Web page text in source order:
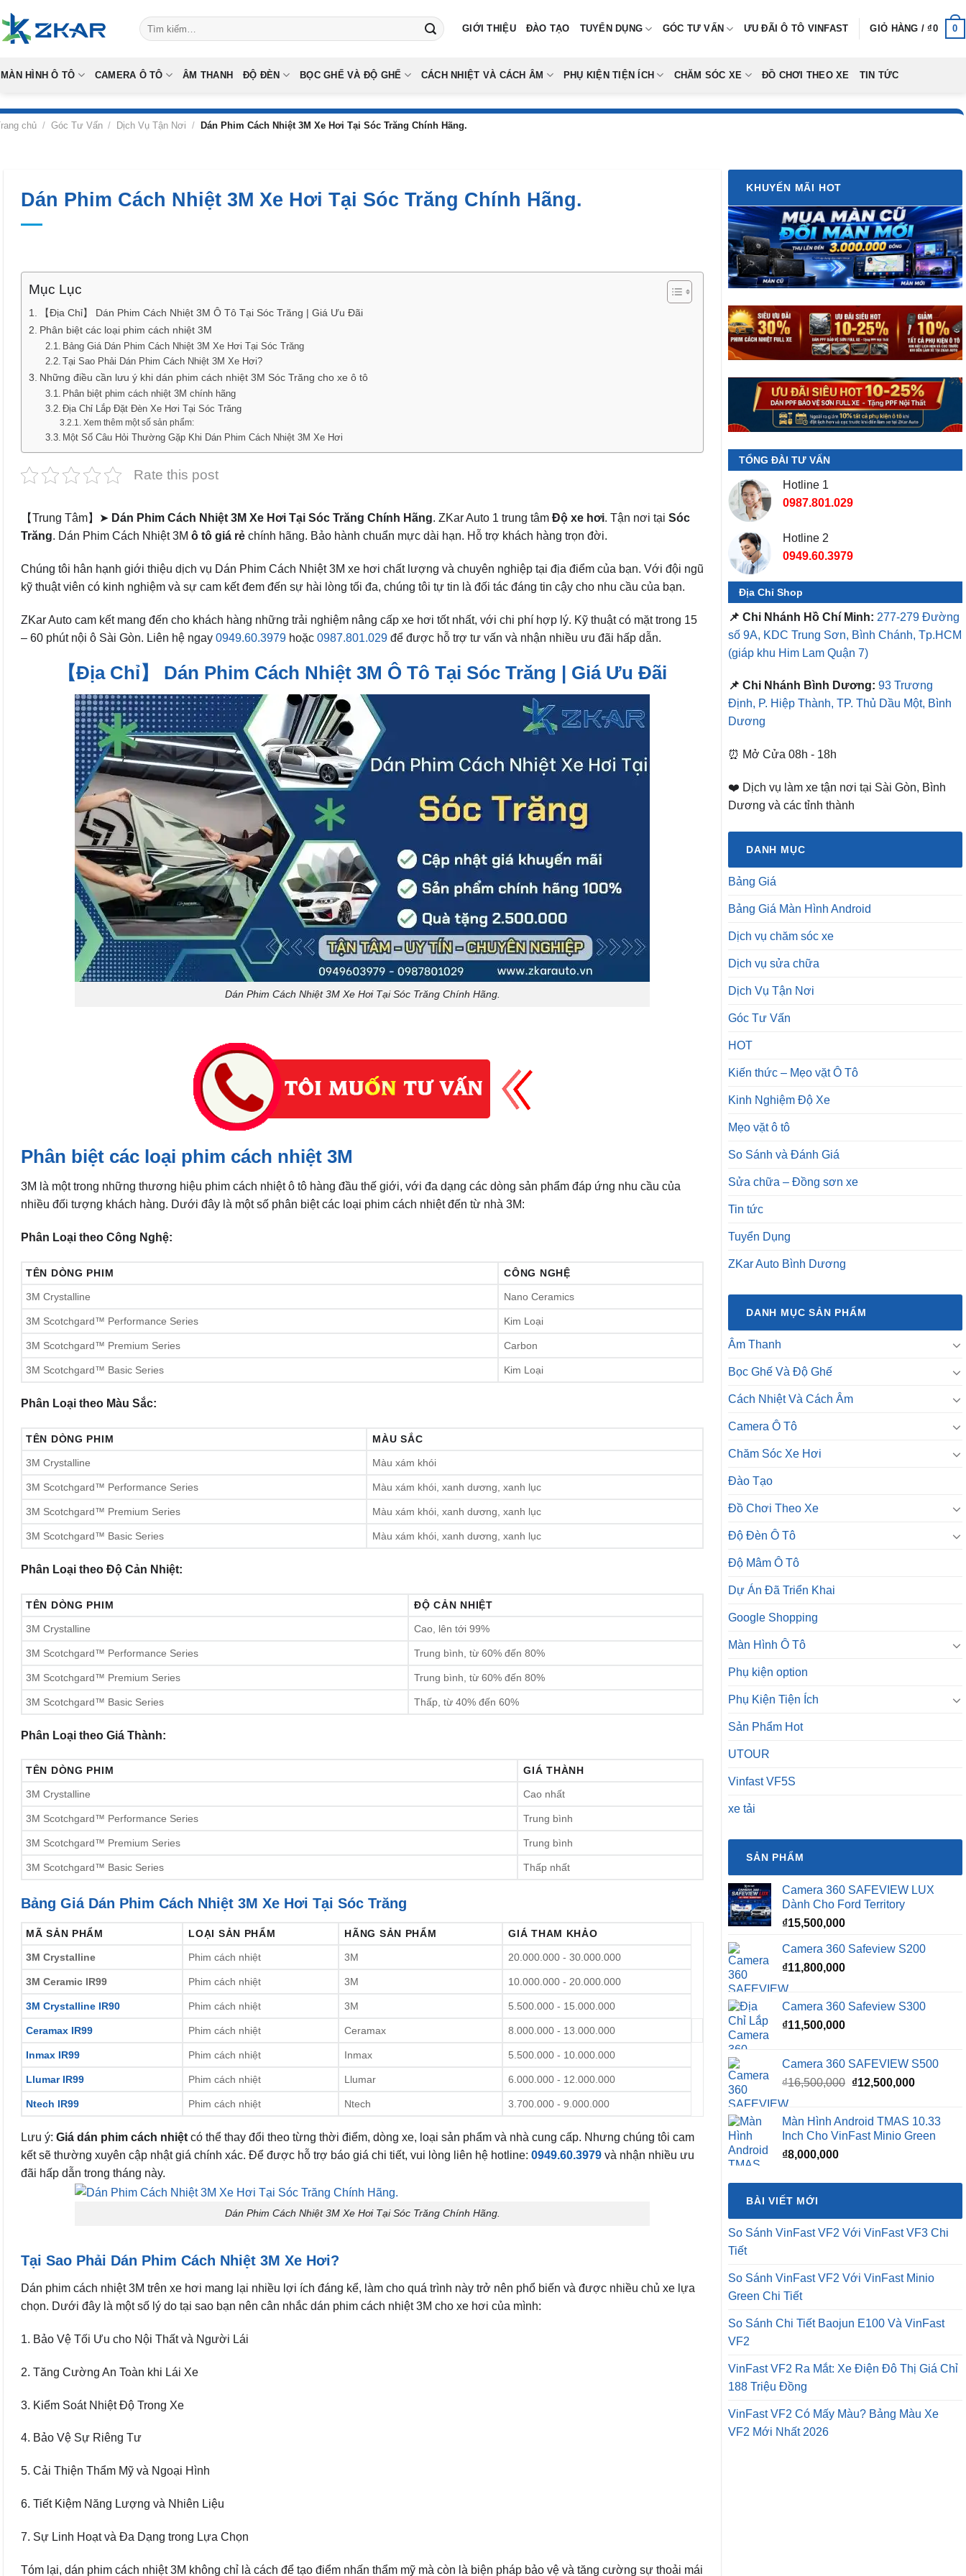
to
content
Tìm
kiếm:
GIỚI THIỆU ĐÀO TẠO TUYỂN DỤNG GÓC TƯ VẤN ƯU ĐÃI Ô TÔ VINFAST GIỎ HÀNG /₫0 0
MÀN HÌNH Ô TÔ CAMERA Ô TÔ ÂM THANH ĐỘ ĐÈN BỌC GHẾ VÀ ĐỘ GHẾ CÁCH NHIỆT VÀ CÁCH ÂM PHỤ KIỆN TIỆN ÍCH CHĂM SÓC XE ĐỒ CHƠI THEO XE TIN TỨC
chủ / Góc Tư Vấn / Dịch Vụ Tận Nơi / Dán Phim Cách Nhiệt 3M Xe Hơi Tại Sóc Trăng Chính Hãng.
Dán Phim Cách Nhiệt 3M Xe Hơi Tại Sóc Trăng Chính Hãng.
Mục Lục
【Địa Chỉ】 Dán Phim Cách Nhiệt 3M Ô Tô Tại Sóc Trăng | Giá Ưu Đãi
Phân biệt các loại phim cách nhiệt 3M
Bảng Giá Dán Phim Cách Nhiệt 3M Xe Hơi Tại Sóc Trăng
Tại Sao Phải Dán Phim Cách Nhiệt 3M Xe Hơi?
Những điều cần lưu ý khi dán phim cách nhiệt 3M Sóc Trăng cho xe ô tô
Phân biệt phim cách nhiệt 3M chính hãng
Địa Chỉ Lắp Đặt Đèn Xe Hơi Tại Sóc Trăng
Xem thêm một số sản phẩm:
Một Số Câu Hỏi Thường Gặp Khi Dán Phim Cách Nhiệt 3M Xe Hơi
Rate this post
【Trung Tâm】➤ Dán Phim Cách Nhiệt 3M Xe Hơi Tại Sóc Trăng Chính Hãng. ZKar Auto 1 trung tâm Độ xe hơi. Tận nơi tại Sóc
Trăng. Dán Phim Cách Nhiệt 3M ô tô giá rẻ chính hãng. Bảo hành chuẩn mực dài hạn. Hỗ trợ khách hàng trọn đời.
Chúng tôi hân hạnh giới thiệu dịch vụ Dán Phim Cách Nhiệt 3M xe hơi chất lượng và chuyên nghiệp tại địa điểm của bạn. Với đội ngũ
kỹ thuật viên có kinh nghiệm và sự cam kết đem đến sự hài lòng tối đa, chúng tôi tự tin là đối tác đáng tin cậy cho nhu cầu của bạn.
ZKar Auto cam kết mang đến cho khách hàng những trải nghiệm nâng cấp xe hơi tốt nhất, với chi phí hợp lý. Kỹ thuật có mặt trong 15
– 60 phút nội ô Sài Gòn. Liên hệ ngay 0949.60.3979 hoặc 0987.801.029 để được hỗ trợ tư vấn và nhận nhiều ưu đãi hấp dẫn.
【Địa Chỉ】 Dán Phim Cách Nhiệt 3M Ô Tô Tại Sóc Trăng | Giá Ưu Đãi
Dán Phim Cách Nhiệt 3M Xe Hơi Tại Sóc Trăng Chính Hãng.
Phân biệt các loại phim cách nhiệt 3M
3M là một trong những thương hiệu phim cách nhiệt ô tô hàng đầu thế giới, với đa dạng các dòng sản phẩm đáp ứng nhu cầu của
nhiều đối tượng khách hàng. Dưới đây là một số phân biệt các loại phim cách nhiệt đến từ nhà 3M:
Phân Loại theo Công Nghệ:
TÊN DÒNG PHIM CÔNG NGHỆ
3M Crystalline Nano Ceramics
3M Scotchgard™ Performance Series Kim Loại
3M Scotchgard™ Premium Series Carbon
3M Scotchgard™ Basic Series Kim Loại
Phân Loại theo Màu Sắc:
TÊN DÒNG PHIM MÀU SẮC
3M Crystalline Màu xám khói
3M Scotchgard™ Performance Series Màu xám khói, xanh dương, xanh lục
3M Scotchgard™ Premium Series Màu xám khói, xanh dương, xanh lục
3M Scotchgard™ Basic Series Màu xám khói, xanh dương, xanh lục
Phân Loại theo Độ Cản Nhiệt:
TÊN DÒNG PHIM ĐỘ CẢN NHIỆT
3M Crystalline Cao, lên tới 99%
3M Scotchgard™ Performance Series Trung bình, từ 60% đến 80%
3M Scotchgard™ Premium Series Trung bình, từ 60% đến 80%
3M Scotchgard™ Basic Series Thấp, từ 40% đến 60%
Phân Loại theo Giá Thành:
TÊN DÒNG PHIM GIÁ THÀNH
3M Crystalline Cao nhất
3M Scotchgard™ Performance Series Trung bình
3M Scotchgard™ Premium Series Trung bình
3M Scotchgard™ Basic Series Thấp nhất
Bảng Giá Dán Phim Cách Nhiệt 3M Xe Hơi Tại Sóc Trăng
MÃ SẢN PHẨM LOẠI SẢN PHẨM HÃNG SẢN PHẨM GIÁ THAM KHẢO
3M Crystalline Phim cách nhiệt 3M 20.000.000 - 30.000.000
3M Ceramic IR99 Phim cách nhiệt 3M 10.000.000 - 20.000.000
3M Crystalline IR90 Phim cách nhiệt 3M 5.500.000 - 15.000.000
Ceramax IR99 Phim cách nhiệt Ceramax 8.000.000 - 13.000.000
Inmax IR99 Phim cách nhiệt Inmax 5.500.000 - 10.000.000
Llumar IR99 Phim cách nhiệt Llumar 6.000.000 - 12.000.000
Ntech IR99 Phim cách nhiệt Ntech 3.700.000 - 9.000.000
Lưu ý: Giá dán phim cách nhiệtcó thể thay đổi theo từng thời điểm, dòng xe, loại sản phẩm và nhà cung cấp. Nhưng chúng tôi cam
kết sẽ thường xuyên cập nhật giá chính xác. Để được hỗ trợ báo giá chi tiết, vui lòng liên hệ hotline: 0949.60.3979 và nhận nhiều ưu
đãi hấp dẫn trong tháng này.
Dán Phim Cách Nhiệt 3M Xe Hơi Tại Sóc Trăng Chính Hãng.
Tại Sao Phải Dán Phim Cách Nhiệt 3M Xe Hơi?
Dán phim cách nhiệt 3M trên xe hơi mang lại nhiều lợi ích đáng kể, làm cho quá trình này trở nên phổ biến và được nhiều chủ xe lựa
chọn. Dưới đây là một số lý do tại sao bạn nên cân nhắc dán phim cách nhiệt 3M cho xe hơi của mình:
1. Bảo Vệ Tối Ưu cho Nội Thất và Người Lái
2. Tăng Cường An Toàn khi Lái Xe
3. Kiểm Soát Nhiệt Độ Trong Xe
4. Bảo Vệ Sự Riêng Tư
5. Cải Thiện Thẩm Mỹ và Ngoại Hình
6. Tiết Kiệm Năng Lượng và Nhiên Liệu
7. Sự Linh Hoạt và Đa Dạng trong Lựa Chọn
Tóm lại, dán phim cách nhiệt 3M không chỉ là cách để tạo điểm nhấn thẩm mỹ mà còn là biện pháp bảo vệ và tăng cường sự thoải mái
KHUYẾN MÃI HOT
TỔNG ĐÀI TƯ VẤN
Hotline 1
0987.801.029
Hotline 2
0949.60.3979
Địa Chỉ Shop
📌 Chi Nhánh Hồ Chí Minh: 277-279 Đường
số 9A, KDC Trung Sơn, Bình Chánh, Tp.HCM
(giáp khu Him Lam Quận 7)
📌 Chi Nhánh Bình Dương: 93 Trương
Định, P. Hiệp Thành, TP. Thủ Dầu Một, Bình
Dương
⏰ Mở Cửa 08h - 18h
❤️ Dịch vụ làm xe tận nơi tại Sài Gòn, Bình
Dương và các tỉnh thành
DANH MỤC
Bảng Giá
Bảng Giá Màn Hình Android
Dịch vụ chăm sóc xe
Dịch vụ sửa chữa
Dịch Vụ Tận Nơi
Góc Tư Vấn
HOT
Kiến thức – Mẹo vặt Ô Tô
Kinh Nghiệm Độ Xe
Mẹo vặt ô tô
So Sánh và Đánh Giá
Sửa chữa – Đồng sơn xe
Tin tức
Tuyển Dụng
ZKar Auto Bình Dương
DANH MỤC SẢN PHẨM
Âm Thanh
Bọc Ghế Và Độ Ghế
Cách Nhiệt Và Cách Âm
Camera Ô Tô
Chăm Sóc Xe Hơi
Đào Tạo
Đồ Chơi Theo Xe
Độ Đèn Ô Tô
Độ Mâm Ô Tô
Dự Án Đã Triển Khai
Google Shopping
Màn Hình Ô Tô
Phụ kiện option
Phụ Kiện Tiện Ích
Sản Phẩm Hot
UTOUR
Vinfast VF5S
xe tải
SẢN PHẨM
Camera 360 SAFEVIEW LUX
Dành Cho Ford Territory
₫15,500,000
Camera 360 Safeview S200
₫11,800,000
Camera 360 Safeview S300
₫11,500,000
Camera 360 SAFEVIEW S500
₫16,500,000 Giá
₫16,500,000.
₫12,500,000Giá
là:
Màn Hình Android TMAS 10.33
Inch Cho VinFast Minio Green
₫8,000,000
BÀI VIẾT MỚI
So Sánh VinFast VF2 Với VinFast VF3 Chi
Tiết
So Sánh VinFast VF2 Với VinFast Minio
Green Chi Tiết
So Sánh Chi Tiết Baojun E100 Và VinFast
VF2
VinFast VF2 Ra Mắt: Xe Điện Đô Thị Giá Chỉ
188 Triệu Đồng
VinFast VF2 Có Mấy Màu? Bảng Màu Xe
VF2 Mới Nhất 2026